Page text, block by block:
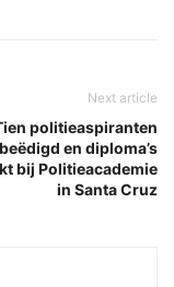
Next article
politieaspiranten
beëdigd en diploma’s
bij Politieacademie
in Santa Cruz